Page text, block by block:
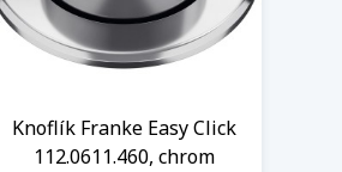
Knoflík Franke Easy Click
112.0611.460, chrom